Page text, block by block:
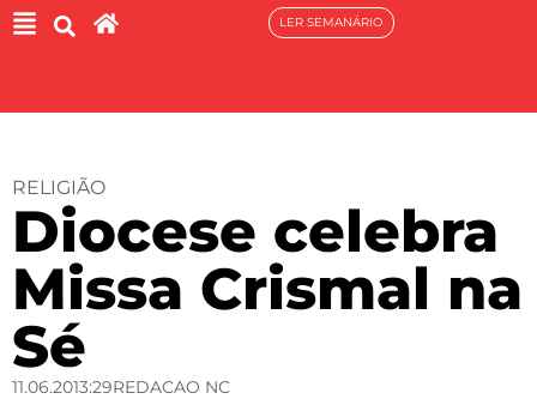
LER SEMANÁRIO
RELIGIÃO
Diocese celebra
Missa Crismal na
Sé
11.06.2013:29REDACAO NC